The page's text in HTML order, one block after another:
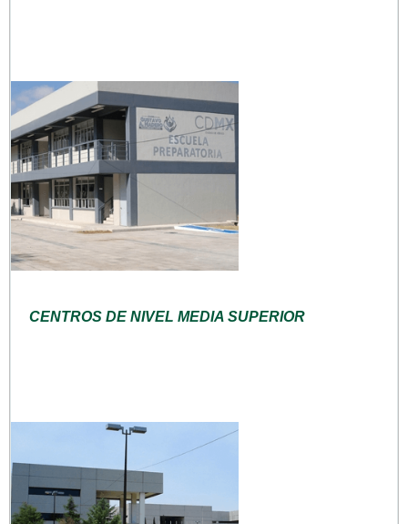
CENTROS DE NIVEL MEDIA SUPERIOR